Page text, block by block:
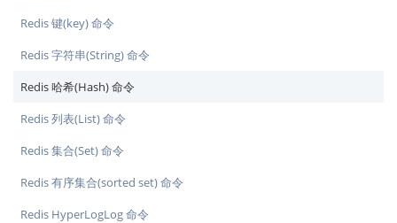
Redis 键(key) 命令
Redis 字符串(String) 命令
Redis 哈希(Hash) 命令
Redis 列表(List) 命令
Redis 集合(Set) 命令
Redis 有序集合(sorted set) 命令
Redis HyperLogLog 命令